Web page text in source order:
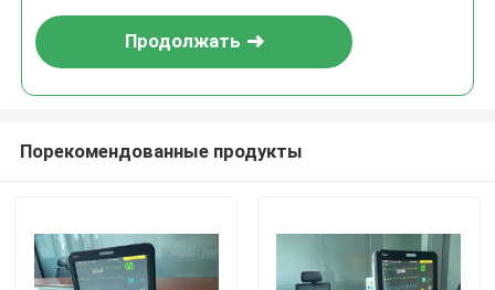
интенсивной терапии,
клинической терапии, общего
Продолжать
Порекомендованные продукты